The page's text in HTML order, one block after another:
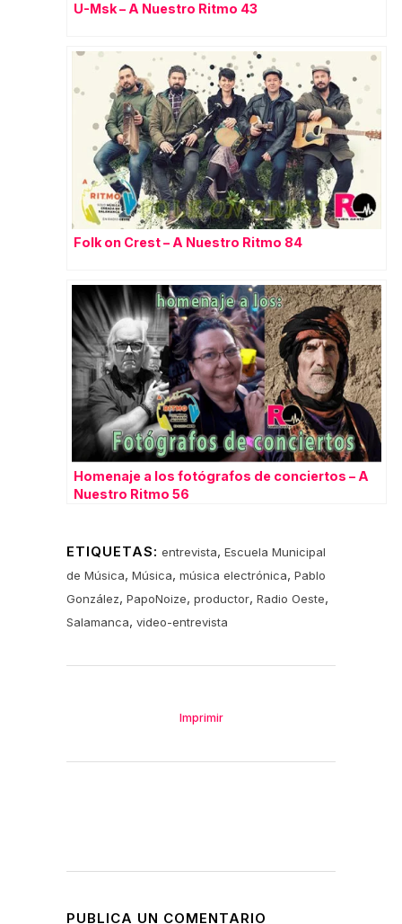
U-Msk – A Nuestro Ritmo 43
Folk on Crest – A Nuestro Ritmo 84
Homenaje a los fotógrafos de conciertos – A
Nuestro Ritmo 56
ETIQUETAS: entrevista, Escuela Municipal
de Música, Música, música electrónica, Pablo
González, PapoNoize, productor, Radio Oeste,
Salamanca, video-entrevista
Imprimir
PUBLICA UN COMENTARIO